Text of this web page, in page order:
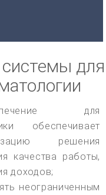
для
для
обеспечивает
решения
качества работы,
доходов;
неограниченным